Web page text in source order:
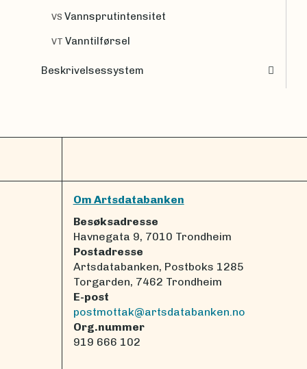
VS Vannsprutintensitet
VT Vanntilførsel
Beskrivelsessystem
Om Artsdatabanken
Besøksadresse
Havnegata 9, 7010 Trondheim
Postadresse
Artsdatabanken, Postboks 1285
Torgarden, 7462 Trondheim
E-post
postmottak@artsdatabanken.no
Org.nummer
919 666 102